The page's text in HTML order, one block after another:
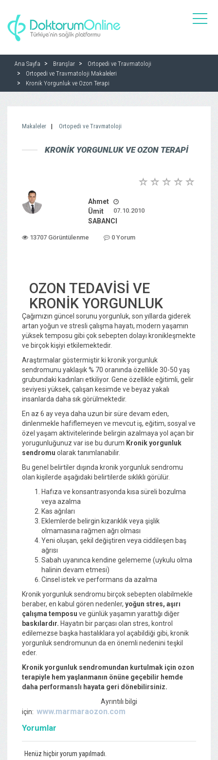
toggle
Ana Sayfa Branşlar
Ortopedi ve Travmatoloji
Ortopedi ve Travmatoloji Makaleleri
Kronik Yorgunluk ve Ozon Terapi
Makaleler Ortopedi ve Travmatoloji
KRONIK YORGUNLUK VE OZON TERAPI
Ahmet
Ümit
SABANCI
07.10.2010
13707 Görüntülenme 0 Yorum
OZON TEDAVISI VE
KRONIK YORGUNLUK
Çağımızın güncel sorunu yorgunluk, son yıllarda giderek
artan yoğun ve stresli çalışma hayatı, modern yaşamın
yüksek temposu gibi çok sebepten dolayı kronikleşmekte
ve birçok kişiyi etkilemektedir.
Araştırmalar göstermiştir ki kronik yorgunluk
sendromunu yaklaşık % 70 oranında özellikle 30-50 yaş
grubundaki kadınları etkiliyor. Gene özellikle eğitimli, gelir
seviyesi yüksek, çalışan kesimde ve beyaz yakalı
insanlarda daha sık görülmektedir.
En az 6 ay veya daha uzun bir süre devam eden,
dinlenmekle hafiflemeyen ve mevcut iş, eğitim, sosyal ve
özel yaşam aktivitelerinde belirgin azalmaya yol açan bir
yorugunluğunuz var ise bu durum Kronik yorgunluk
sendromu olarak tanımlanabilir.
Bu genel belirtiler dışında kronik yorgunluk sendromu
olan kişilerde aşağıdaki belirtilerde sıklıklı görülür.
Hafıza ve konsantrasyonda kısa süreli bozulma
veya azalma
Kas ağrıları
Eklemlerde belirgin kızarıklık veya şişlik
olmamasına rağmen ağrı olması
Yeni oluşan, şekil değiştiren veya ciddileşen baş
ağrısı
Sabah uyanınca kendine gelememe (uykulu olma
halinin devam etmesi)
Cinsel istek ve performans da azalma
Kronik yorgunluk sendromu birçok sebepten olabilmekle
beraber, en kabul gören nedenler, yoğun stres, aşırı
çalışma temposu ve günlük yaşamın yarattığı diğer
baskılardır. Hayatın bir parçası olan stres, kontrol
edilemezse başka hastalıklara yol açabildiği gibi, kronik
yorgunluk sendromunun da en önemli nedenini teşkil
eder.
Kronik yorgunluk sendromundan kurtulmak için ozon
terapiyle hem yaşlanmanın önüne geçebilir hemde
daha performanslı hayata geri dönebilirsiniz.
Ayrıntılı bilgi
için: www.marmaraozon.com
Yorumlar
Henüz hiçbir yorum yapılmadı.